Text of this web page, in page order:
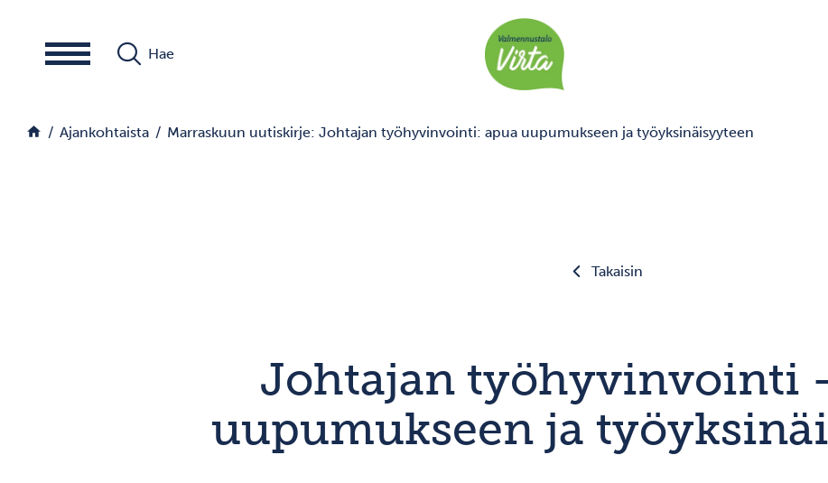
Hae
Palaa etusivulle
Ajankohtaista Marraskuun uutiskirje: Johtajan työhyvinvointi: apua uupumukseen ja työyksinäisyyteen
Takaisin
Johtajan työhyvinvointi
uupumukseen ja